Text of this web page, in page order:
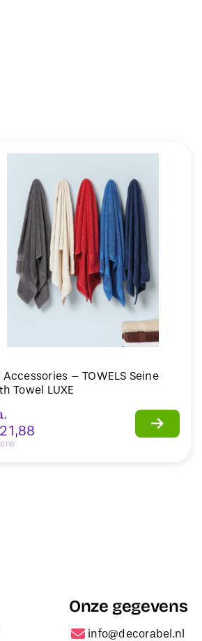
Accessories – TOWELS Seine
Towel LUXE
21,88
Onze gegevens
info@decorabel.nl